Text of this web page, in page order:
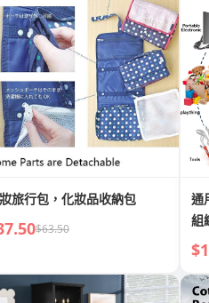
旅行包，化妝品收納包
$63.50
通
組